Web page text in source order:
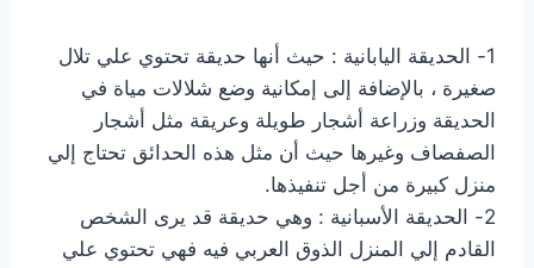
1- الحديقة اليابانية : حيث أنها حديقة تحتوي علي تلال
صغيرة ، بالإضافة إلى إمكانية وضع شلالات مياة في
الحديقة وزراعة أشجار طويلة وعريقة مثل أشجار
الصفصاف وغيرها حيث أن مثل هذه الحدائق تحتاج إلي
منزل كبيرة من أجل تنفيذها.
2- الحديقة الأسبانية : وهي حديقة قد يرى الشخص
القادم إلي المنزل الذوق العربي فيه فهي تحتوي علي